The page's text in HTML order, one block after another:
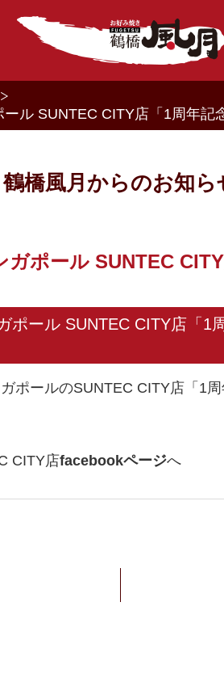
ル SUNTEC CITY店「1周年記
鶴橋風月からのお知ら
ガポール SUNTEC
ポール SUNTEC CITY店「1
ポールのSUNTEC CITY店「1
CITY店facebookページへ